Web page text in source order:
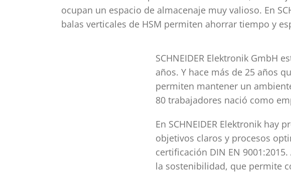
ocupan un espacio de almacenaje muy valioso. En
balas verticales de HSM permiten ahorrar tiempo y
SCHNEIDER Elektronik GmbH
años. Y hace más de 25 años
permiten mantener un
80 trabajadores nació como
En SCHNEIDER Elektronik
objetivos claros y procesos
certificación DIN EN
la sostenibilidad, que permite